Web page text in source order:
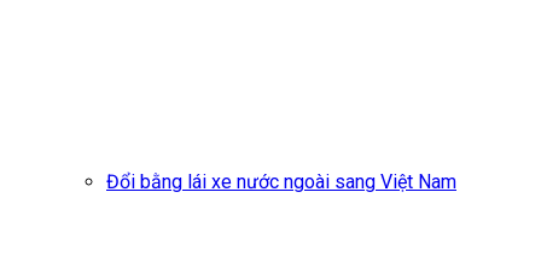
Đổi bằng lái xe nước ngoài sang Việt Nam